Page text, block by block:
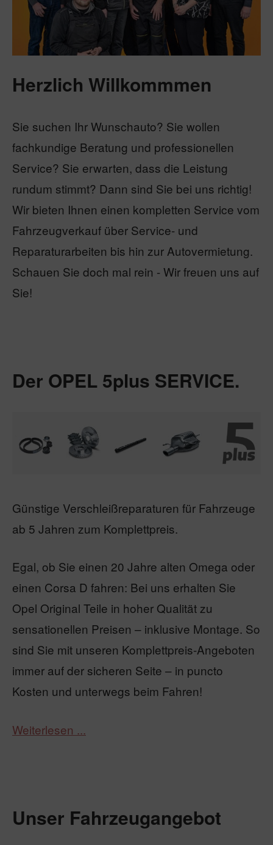
Herzlich Willkommmen
Sie suchen Ihr Wunschauto? Sie wollen
fachkundige Beratung und professionellen
Service? Sie erwarten, dass die Leistung
rundum stimmt? Dann sind Sie bei uns richtig!
Wir bieten Ihnen einen kompletten Service vom
Fahrzeugverkauf über Service- und
Reparaturarbeiten bis hin zur Autovermietung.
Schauen Sie doch mal rein - Wir freuen uns auf
Sie!
Der OPEL 5plus SERVICE.
Günstige Verschleißreparaturen für Fahrzeuge
ab 5 Jahren zum Komplettpreis.
Egal, ob Sie einen 20 Jahre alten Omega oder
einen Corsa D fahren: Bei uns erhalten Sie
Opel Original Teile in hoher Qualität zu
sensationellen Preisen – inklusive Montage. So
sind Sie mit unseren Komplettpreis-Angeboten
immer auf der sicheren Seite – in puncto
Kosten und unterwegs beim Fahren!
Weiterlesen ...
Unser Fahrzeugangebot